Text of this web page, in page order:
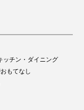
ッチン・ダイニング
もてなし